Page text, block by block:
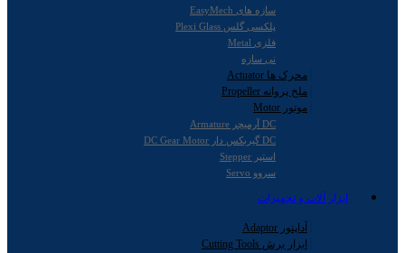
سازه های EasyMech
پلکسی گلس Plexi Glass
فلزی Metal
نی سازه
محرک ها Actuator
ملخ پروانه Propeller
موتور Motor
DC آرمیچر Armature
DC گیربکس دار DC Gear Motor
استپر Stepper
سروو Servo
ابزار آلات و تجهیزات
آداپتور Adaptor
ابزار برش Cutting Tools